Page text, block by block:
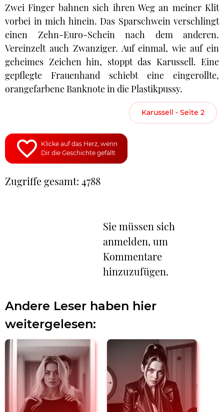
Zwei Finger bahnen sich ihren Weg an meiner Klit
vorbei in mich hinein. Das Sparschwein verschlingt
einen Zehn-Euro-Schein nach dem anderen.
Vereinzelt auch Zwanziger. Auf einmal, wie auf ein
geheimes Zeichen hin, stoppt das Karussell. Eine
gepflegte Frauenhand schiebt eine eingerollte,
orangefarbene Banknote in die Plastikpussy.
Karussell - Seite 2
Klicke auf das Herz, wenn
Dir die Geschichte gefällt
Zugriffe gesamt: 4788
Sie müssen sich
anmelden, um
Kommentare
hinzuzufügen.
Andere Leser haben hier
weitergelesen: